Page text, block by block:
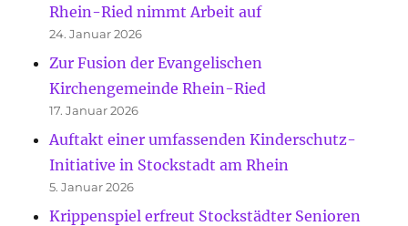
Rhein-Ried nimmt Arbeit auf
24. Januar 2026
Zur Fusion der Evangelischen
Kirchengemeinde Rhein-Ried
17. Januar 2026
Auftakt einer umfassenden Kinderschutz-
Initiative in Stockstadt am Rhein
5. Januar 2026
Krippenspiel erfreut Stockstädter Senioren